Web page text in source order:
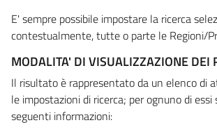
E' sempre possibile impostare la ricerca
contestualmente, tutte o parte le Regioni/
MODALITA' DI VISUALIZZAZIONE DEI
Il risultato è rappresentato da un elenco di
le impostazioni di ricerca; per ognuno di
seguenti informazioni: